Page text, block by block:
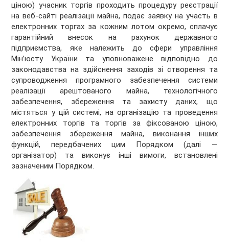
ціною) учасник торгів проходить процедуру ре­єстрації
на веб-сайті реалізації майна, подає заявку на участь в
електронних торгах за кожним лотом окремо, сплачує
гарантійний внесок на рахунок державного
підприємства, яке належить до сфери управління
Мін’юсту України та уповноважене відповідно до
законодавства на здійснення заходів зі створення та
супроводження програмного забезпечення системи
реалізації арештованого майна, технологічного
забезпечення, збереження та захисту даних, що
містяться у цій системі, на організацію та проведення
електронних торгів та торгів за фіксованою ціною,
забезпечення збереження майна, виконання інших
функцій, передбачених цим Порядком (далі —
організатор) та виконує інші вимоги, встановлені
зазначеним Порядком.